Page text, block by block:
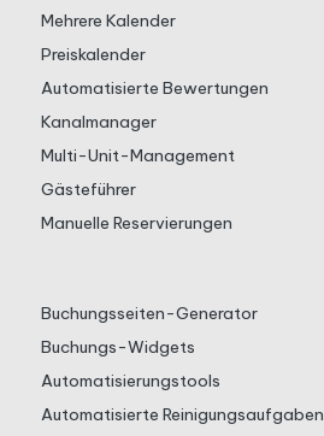
Mehrere Kalender
Preiskalender
Automatisierte Bewertungen
Kanalmanager
Multi-Unit-Management
Gästeführer
Manuelle Reservierungen
Buchungsseiten-Generator
Buchungs-Widgets
Automatisierungstools
Automatisierte Reinigungsaufgaben